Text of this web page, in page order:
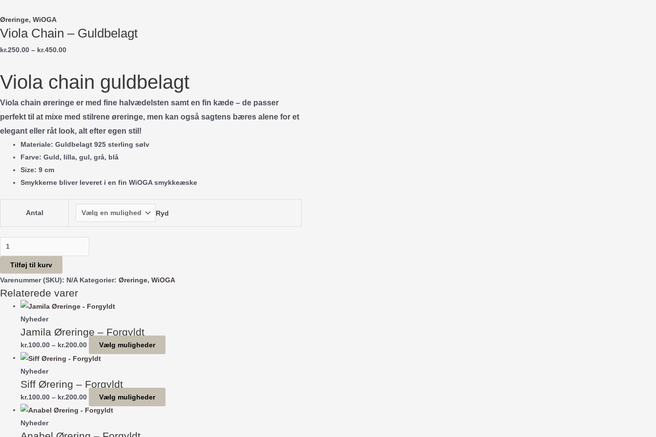
til
indholdet
Øreringe, WiOGA
Viola Chain – Guldbelagt
kr.250.00 – kr.450.00Prisinterval:
kr.450.00
Viola chain guldbelagt
Viola chain øreringe er med fine halvædelsten samt en fin kæde – de passer
perfekt til at mixe med stilrene øreringe, men kan også sagtens bæres alene for et
elegant eller råt look, alt efter egen stil!
Materiale: Guldbelagt 925 sterling sølv
Farve: Guld, lilla, gul, grå, blå
Size: 9 cm
Smykkerne bliver leveret i en fin WiOGA smykkeæske
Antal Ryd
Viola
Chain
Guldbelagt
antal
Tilføj til kurv
Varenummer (SKU): N/A Kategorier: Øreringe, WiOGA
Relaterede varer
Nyheder
Jamila Øreringe – Forgyldt
kr.100.00 – kr.200.00Prisinterval:
kr.100.00
kr.200.00
Vælg muligheder
Mulighederne
Nyheder
Siff Ørering – Forgyldt
kr.100.00 – kr.200.00Prisinterval:
kr.100.00
kr.200.00
Vælg muligheder
Nyheder